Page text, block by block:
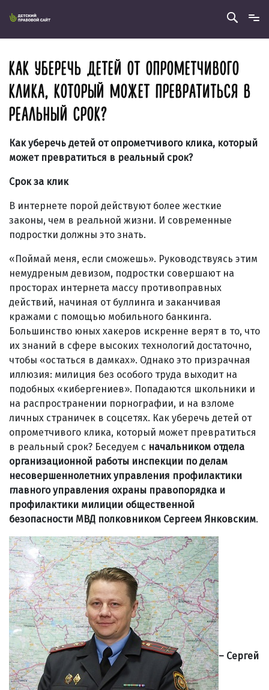
КАК УБЕРЕЧЬ ДЕТЕЙ ОТ ОПРОМЕТЧИВОГО
КЛИКА, КОТОРЫЙ МОЖЕТ ПРЕВРАТИТЬСЯ В
РЕАЛЬНЫЙ СРОК?
Как уберечь детей от опрометчивого клика, который
может превратиться в реальный срок?
Срок за клик
В интернете порой действуют более жесткие
законы, чем в реальной жизни. И современные
подростки должны это знать.
«Поймай меня, если сможешь». Руководствуясь этим
немудреным девизом, подростки совершают на
просторах интернета массу противоправных
действий, начиная от буллинга и заканчивая
кражами с помощью мобильного банкинга.
Большинство юных хакеров искренне верят в то, что
их знаний в сфере высоких технологий достаточно,
чтобы «остаться в дамках». Однако это призрачная
иллюзия: милиция без особого труда выходит на
подобных «кибергениев». Попадаются школьники и
на распространении порнографии, и на взломе
личных страничек в соцсетях. Как уберечь детей от
опрометчивого клика, который может превратиться
в реальный срок? Беседуем с начальником отдела
организационной работы инспекции по делам
несовершеннолетних управления профилактики
главного управления охраны правопорядка и
профилактики милиции общественной
безопасности МВД полковником Сергеем Янковским.
– Сергей